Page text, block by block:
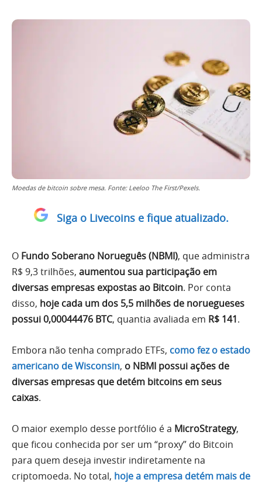
Moedas de bitcoin sobre mesa. Fonte: Leeloo The First/Pexels.
Siga o Livecoins e fique atualizado.
O Fundo Soberano Norueguês (NBMI), que administra
R$ 9,3 trilhões, aumentou sua participação em
diversas empresas expostas ao Bitcoin. Por conta
disso, hoje cada um dos 5,5 milhões de noruegueses
possui 0,00044476 BTC, quantia avaliada em R$ 141.
Embora não tenha comprado ETFs, como fez o estado
americano de Wisconsin, o NBMI possui ações de
diversas empresas que detém bitcoins em seus
caixas.
O maior exemplo desse portfólio é a MicroStrategy,
que ficou conhecida por ser um “proxy” do Bitcoin
para quem deseja investir indiretamente na
criptomoeda. No total, hoje a empresa detém mais de